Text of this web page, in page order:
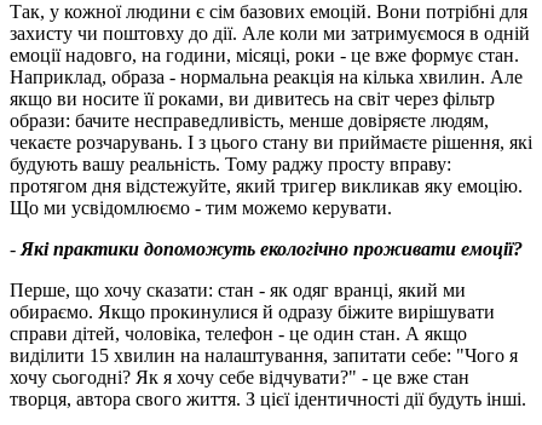
Так, у кожної людини є сім базових емоцій. Вони потрібні для
захисту чи поштовху до дії. Але коли ми затримуємося в одній
емоції надовго, на години, місяці, роки - це вже формує стан.
Наприклад, образа - нормальна реакція на кілька хвилин. Але
якщо ви носите її роками, ви дивитесь на світ через фільтр
образи: бачите несправедливість, менше довіряєте людям,
чекаєте розчарувань. І з цього стану ви приймаєте рішення, які
будують вашу реальність. Тому раджу просту вправу:
протягом дня відстежуйте, який тригер викликав яку емоцію.
Що ми усвідомлюємо - тим можемо керувати.
- Які практики допоможуть екологічно проживати емоції?
Перше, що хочу сказати: стан - як одяг вранці, який ми
обираємо. Якщо прокинулися й одразу біжите вирішувати
справи дітей, чоловіка, телефон - це один стан. А якщо
виділити 15 хвилин на налаштування, запитати себе: "Чого я
хочу сьогодні? Як я хочу себе відчувати?" - це вже стан
творця, автора свого життя. З цієї ідентичності дії будуть інші.